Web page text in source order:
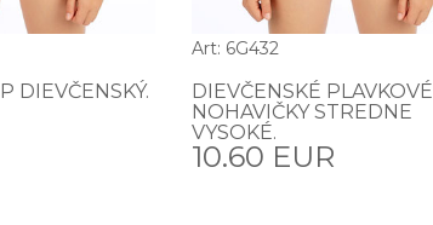
DIEVČENSKÝ.
Art: 6G432
DIEVČENSKÉ PLAVKOVÉ
NOHAVIČKY STREDNE
VYSOKÉ.
10.60 EUR